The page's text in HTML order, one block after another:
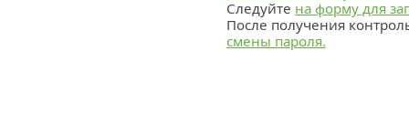
Следуйте на форму для
После получения
смены пароля.